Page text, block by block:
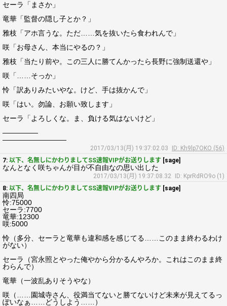
セーラ「まさか」
竜華「監督の隠し子とか？」
雅枝「アホ言うな。ただ……気を抜いたら食われんで」
咲「お母さん、本当にやるの？」
雅枝「当たり前や。この三人に勝てんかったら長野に強制送還や」
咲「……そっか」
怜「訳ありみたいやな。けど、手は抜かんで」
咲「はい。勿論、お願い致します」
セーラ「よろしくな。ま、負ける気はないけど」
―――――
―――――――――
2017/03/13(月) 19:37:02.03
ID: Kh9lp7OKO (56)
7: 以下、名無しにかわりましてSS速報VIPがお送りします [sage]
なんとなく咲ちゃんが目が不自由なの思い出した
2017/03/13(月) 19:37:08.32
ID: KprRdRO9o (1)
8: 以下、名無しにかわりましてSS速報VIPがお送りします [sage]
南四局
怜:75000
セーラ:7700
竜華:12300
咲:5000
怜（多分、セーラと竜華も違和感を感じてる……このまま終わるわけ
がない）
セーラ（宮永照とやった俺やから分かるんやろか。これはこのまま終
わらんで）
竜華（一波乱ありそうやな）
咲（……園城寺さん、役満当てないと勝てないけど未来が見えてるっ
ぽいなぁ……どうしよう……）